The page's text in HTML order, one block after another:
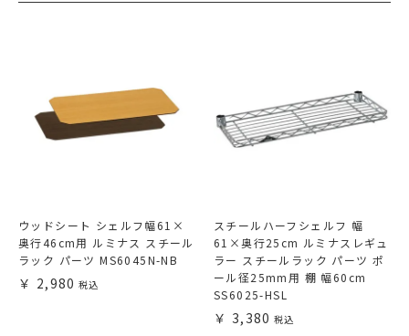
ウッドシート シェルフ幅61×
奥行46cm用 ルミナス スチール
ラック パーツ MS6045N-NB
2,980
スチールハーフシェルフ 幅
61×奥行25cm ルミナスレギュ
ラー スチールラック パーツ ポ
ール径25mm用 棚 幅60cm
SS6025-HSL
3,380